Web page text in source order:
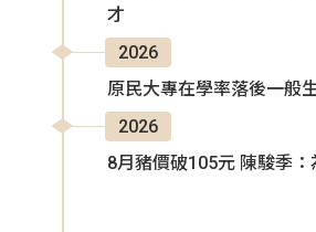
才
2026
原民大專在學率落後一般
2026
8月豬價破105元 陳駿季